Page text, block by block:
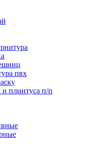
пвх
и плинтуса п/п